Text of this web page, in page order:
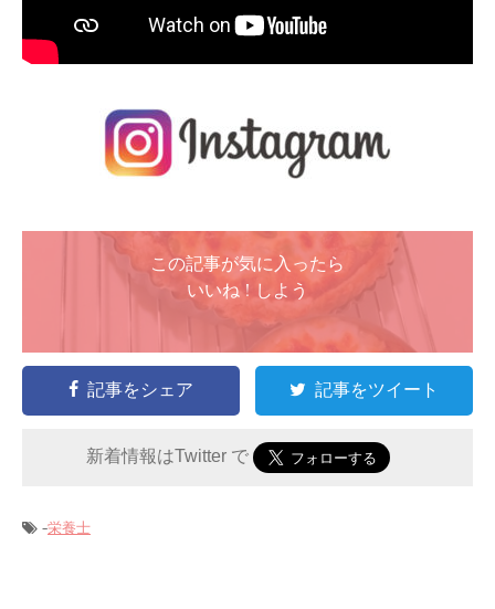
この記事が気に入ったら
いいね ! しよう
記事をシェア 記事をツイート
新着情報はTwitter で
-栄養士